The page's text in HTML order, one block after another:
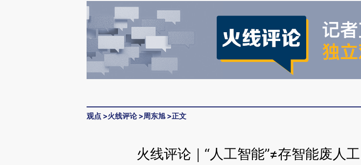
观点 >火线评论>周东旭>正文
火线评论｜“人工智能”≠存智能废人工